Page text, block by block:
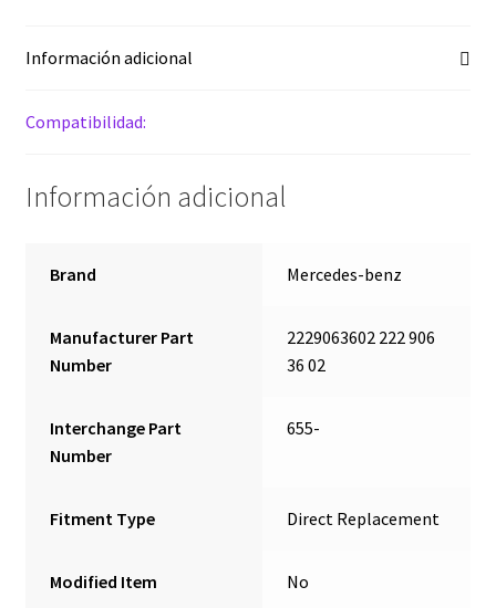
Oem
Información adicional
Compatibilidad:
Información adicional
Brand Mercedes-benz
Manufacturer Part
Number
2229063602 222 906
36 02
Interchange Part
Number
655-
Fitment Type Direct Replacement
Modified Item No